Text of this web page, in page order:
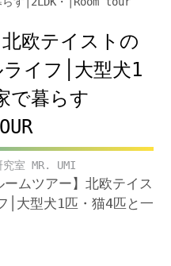
北欧テイストの
イフ│大型犬1
で暮らす
究室 MR. UMI
ムツアー】北欧テイス
│大型犬1匹・猫4匹と一